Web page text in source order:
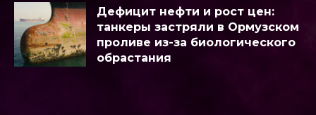
Дефицит нефти и рост цен:
танкеры застряли в Ормузском
проливе из-за биологического
обрастания